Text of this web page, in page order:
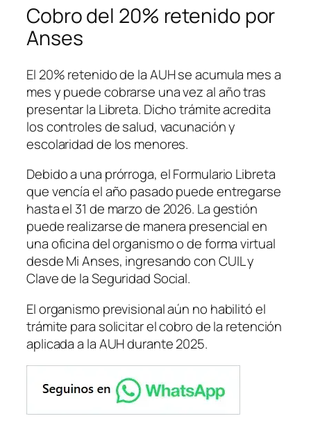
Cobro del 20% retenido por
Anses
El 20% retenido de la AUH se acumula mes a
mes y puede cobrarse una vez al año tras
presentar la Libreta. Dicho trámite acredita
los controles de salud, vacunación y
escolaridad de los menores.
Debido a una prórroga, el Formulario Libreta
que vencía el año pasado puede entregarse
hasta el 31 de marzo de 2026. La gestión
puede realizarse de manera presencial en
una oficina del organismo o de forma virtual
desde Mi Anses, ingresando con CUIL y
Clave de la Seguridad Social.
El organismo previsional aún no habilitó el
trámite para solicitar el cobro de la retención
aplicada a la AUH durante 2025.